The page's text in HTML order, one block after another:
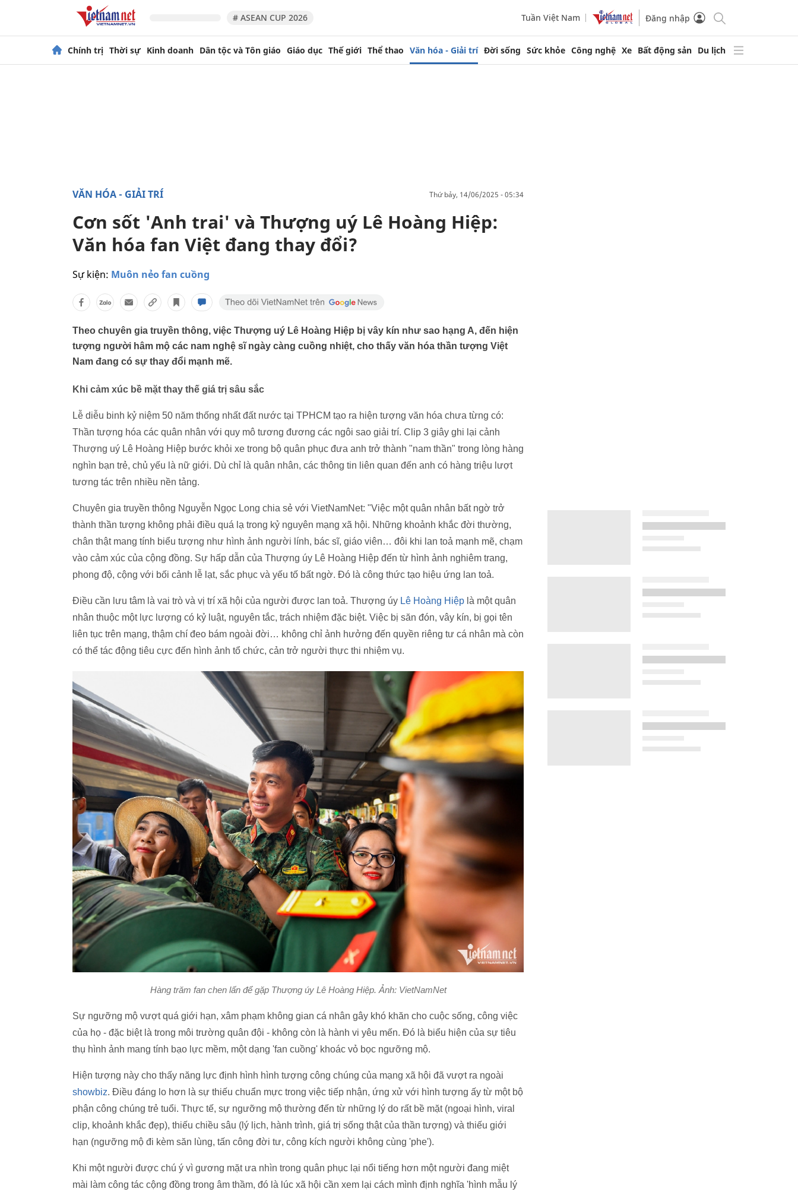
# ASEAN CUP 2026 Tuần Việt Nam Đăng nhập
Chính trị Thời sự Kinh doanh Dân tộc và Tôn giáo Giáo dục Thế giới Thể thao Văn hóa - Giải trí Đời sống Sức khỏe Công nghệ Xe Bất động sản Du lịch
VĂN HÓA - GIẢI TRÍ thứ bảy, 14/06/2025 - 05:34
Cơn sốt 'Anh trai' và Thượng uý Lê Hoàng Hiệp:
Văn hóa fan Việt đang thay đổi?
Sự kiện: Muôn nẻo fan cuồng
Theo chuyên gia truyền thông, việc Thượng uý Lê Hoàng Hiệp bị vây kín như sao hạng A, đến hiện
tượng người hâm mộ các nam nghệ sĩ ngày càng cuồng nhiệt, cho thấy văn hóa thần tượng Việt
Nam đang có sự thay đổi mạnh mẽ.
Khi cảm xúc bề mặt thay thế giá trị sâu sắc
Lễ diễu binh kỷ niệm 50 năm thống nhất đất nước tại TPHCM tạo ra hiện tượng văn hóa chưa từng có:
Thần tượng hóa các quân nhân với quy mô tương đương các ngôi sao giải trí. Clip 3 giây ghi lại cảnh
Thượng uý Lê Hoàng Hiệp bước khỏi xe trong bộ quân phục đưa anh trở thành "nam thần" trong lòng hàng
nghìn bạn trẻ, chủ yếu là nữ giới. Dù chỉ là quân nhân, các thông tin liên quan đến anh có hàng triệu lượt
tương tác trên nhiều nền tảng.
Chuyên gia truyền thông Nguyễn Ngọc Long chia sẻ với VietNamNet: "Việc một quân nhân bất ngờ trở
thành thần tượng không phải điều quá lạ trong kỷ nguyên mạng xã hội. Những khoảnh khắc đời thường,
chân thật mang tính biểu tượng như hình ảnh người lính, bác sĩ, giáo viên… đôi khi lan toả mạnh mẽ, chạm
vào cảm xúc của cộng đồng. Sự hấp dẫn của Thượng úy Lê Hoàng Hiệp đến từ hình ảnh nghiêm trang,
phong độ, cộng với bối cảnh lễ lạt, sắc phục và yếu tố bất ngờ. Đó là công thức tạo hiệu ứng lan toả.
Điều cần lưu tâm là vai trò và vị trí xã hội của người được lan toả. Thượng úy Lê Hoàng Hiệp là một quân
nhân thuộc một lực lượng có kỷ luật, nguyên tắc, trách nhiệm đặc biệt. Việc bị săn đón, vây kín, bị gọi tên
liên tục trên mạng, thậm chí đeo bám ngoài đời… không chỉ ảnh hưởng đến quyền riêng tư cá nhân mà còn
có thể tác động tiêu cực đến hình ảnh tổ chức, cản trở người thực thi nhiệm vụ.
Hàng trăm fan chen lấn để gặp Thượng úy Lê Hoàng Hiệp. Ảnh: VietNamNet
Sự ngưỡng mộ vượt quá giới hạn, xâm phạm không gian cá nhân gây khó khăn cho cuộc sống, công việc
của họ - đặc biệt là trong môi trường quân đội - không còn là hành vi yêu mến. Đó là biểu hiện của sự tiêu
thụ hình ảnh mang tính bạo lực mềm, một dạng 'fan cuồng' khoác vỏ bọc ngưỡng mộ.
Hiện tượng này cho thấy năng lực định hình hình tượng công chúng của mạng xã hội đã vượt ra ngoài
showbiz. Điều đáng lo hơn là sự thiếu chuẩn mực trong việc tiếp nhận, ứng xử với hình tượng ấy từ một bộ
phận công chúng trẻ tuổi. Thực tế, sự ngưỡng mộ thường đến từ những lý do rất bề mặt (ngoại hình, viral
clip, khoảnh khắc đẹp), thiếu chiều sâu (lý lịch, hành trình, giá trị sống thật của thần tượng) và thiếu giới
hạn (ngưỡng mộ đi kèm săn lùng, tấn công đời tư, công kích người không cùng 'phe').
Khi một người được chú ý vì gương mặt ưa nhìn trong quân phục lại nổi tiếng hơn một người đang miệt
mài làm công tác cộng đồng trong âm thầm, đó là lúc xã hội cần xem lại cách mình định nghĩa 'hình mẫu lý